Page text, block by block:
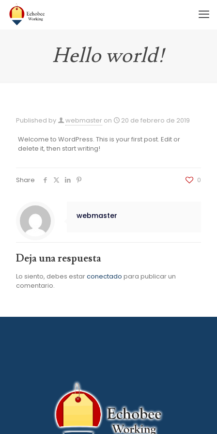
Hello world!
Published by webmaster on 20 de febrero de 2019
Welcome to WordPress. This is your first post. Edit or
delete it, then start writing!
Share 0
webmaster
Deja una respuesta
Lo siento, debes estarconectado para publicar un
comentario.